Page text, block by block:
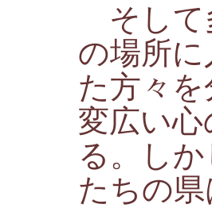
そして
の場所
た方々
変広い
る。し
たちの